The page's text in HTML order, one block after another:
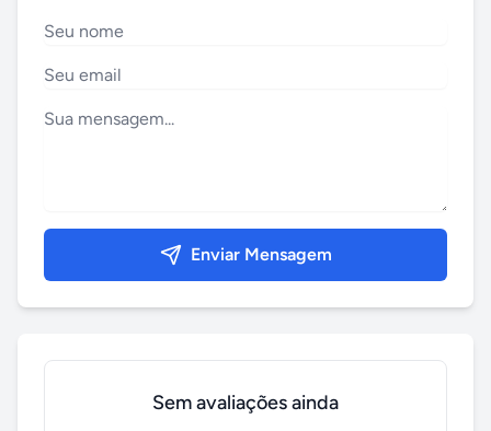
Enviar Mensagem
Sem avaliações ainda